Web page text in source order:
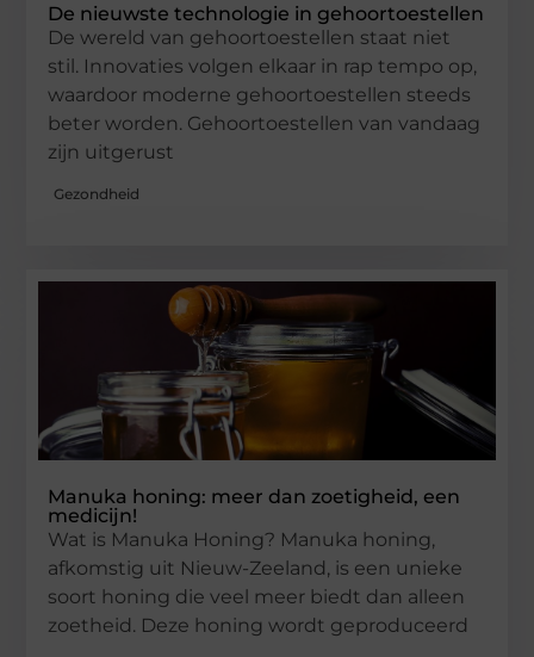
De nieuwste technologie in gehoortoestellen
De wereld van gehoortoestellen staat niet
stil. Innovaties volgen elkaar in rap tempo op,
waardoor moderne gehoortoestellen steeds
beter worden. Gehoortoestellen van vandaag
zijn uitgerust
Gezondheid
Manuka honing: meer dan zoetigheid, een
medicijn!
Wat is Manuka Honing? Manuka honing,
afkomstig uit Nieuw-Zeeland, is een unieke
soort honing die veel meer biedt dan alleen
zoetheid. Deze honing wordt geproduceerd